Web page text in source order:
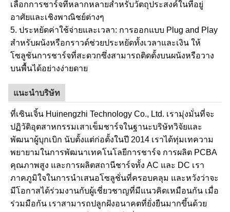
เลือกการชาร์จที่หลากหลายสำหรับวัตถุประสงค์ในที่อยู่
อาศัยและเชิงพาณิชย์ต่างๆ
5. ประหยัดค่าใช้จ่ายและเวลา: การออกแบบ Plug and Play
สำหรับผนังหรือกราวด์ช่วยประหยัดทั้งเวลาและเงิน ให้
โซลูชันการชาร์จที่สะดวกซึ่งสามารถติดตั้งบนผนังหรือวาง
บนพื้นได้อย่างง่ายดาย
แนะนำบริษัท
ที่เซินเจิ้น Huinengzhi Technology Co., Ltd. เรามุ่งมั่นที่จะ
ปฏิวัติอุตสาหกรรมเสาเข็มชาร์จในฐานะบริษัทวิจัยและ
พัฒนาผู้บุกเบิก นับตั้งแต่ก่อตั้งในปี 2014 เราได้ทุ่มเทความ
พยายามในการพัฒนาเทคโนโลยีการชาร์จ การผลิต PCBA
คุณภาพสูง และการผลิตสถานีชาร์จทั้ง AC และ DC เรา
ภาคภูมิใจในการนำเสนอโซลูชั่นที่ครอบคลุม และหวังว่าจะ
มีโอกาสได้ร่วมงานกับผู้เชี่ยวชาญที่มีแนวคิดเหมือนกัน เมื่อ
ร่วมมือกัน เราสามารถปลูกฝังอนาคตที่ยั่งยืนมากขึ้นด้วย